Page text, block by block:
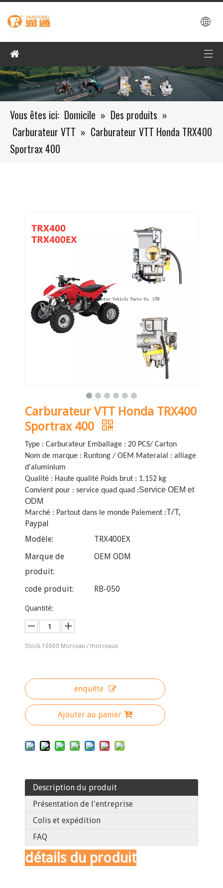
Vous êtes ici: Domicile » Des produits »
Carburateur VTT » Carburateur VTT Honda TRX400
Sportrax 400
Carburateur VTT Honda TRX400
Sportrax 400
Type : Carburateur Emballage : 20 PCS/ Carton
Nom de marque : Runtong / OEM Materaial : alliage
d'aluminium
Qualité : Haute qualité Poids brut : 1,152 kg
Convient pour : service quad quad :Service OEM et
ODM
Marché : Partout dans le monde Paiement :T/T,
Paypal
Modèle:
TRX400EX
Marque de
produit:
OEM ODM
code produit: RB-050
Quantité:
Stock 10000 Morceau / morceaux
enquête
Ajouter au panier
Description du produit
Présentation de l'entreprise
Colis et expédition
FAQ
détails du produit